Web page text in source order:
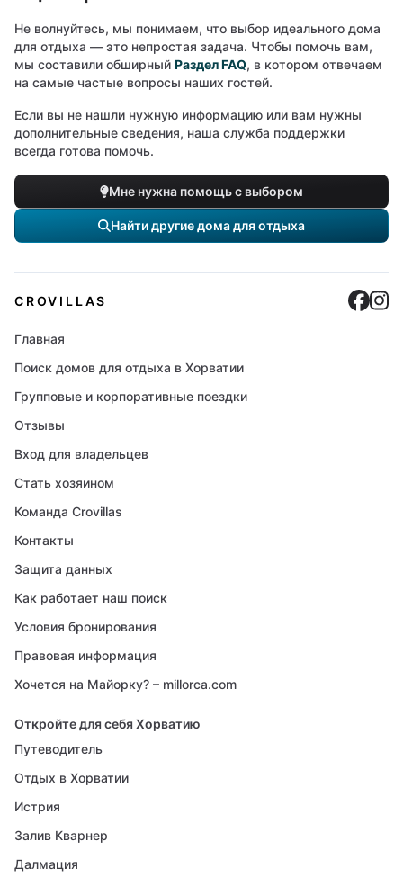
Не волнуйтесь, мы понимаем, что выбор идеального дома
для отдыха — это непростая задача. Чтобы помочь вам,
мы составили обширный Раздел FAQ, в котором отвечаем
на самые частые вопросы наших гостей.
Если вы не нашли нужную информацию или вам нужны
дополнительные сведения, наша служба поддержки
всегда готова помочь.
Мне нужна помощь с выбором
Найти другие дома для отдыха
CROVILLAS
Главная
Поиск домов для отдыха в Хорватии
Групповые и корпоративные поездки
Отзывы
Вход для владельцев
Стать хозяином
Команда Crovillas
Контакты
Защита данных
Как работает наш поиск
Условия бронирования
Правовая информация
Хочется на Майорку? – millorca.com
Откройте для себя Хорватию
Путеводитель
Отдых в Хорватии
Истрия
Залив Кварнер
Далмация